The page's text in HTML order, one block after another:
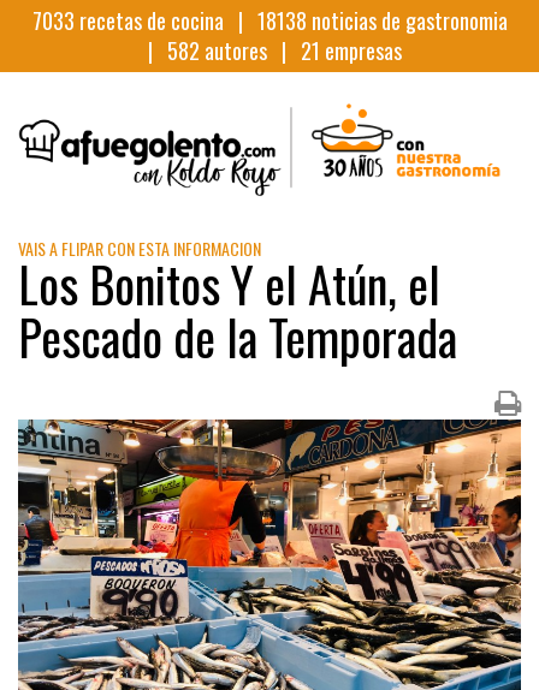
7033 recetas de cocina | 18138 noticias de gastronomia
| 582 autores | 21 empresas
VAIS A FLIPAR CON ESTA INFORMACION
Los Bonitos Y el Atún, el
Pescado de la Temporada